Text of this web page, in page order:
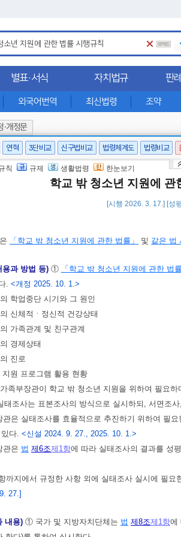
외국어번역 최신법령 조약
별표·서식 자치법규 판
·개정문
연혁 3단비교 신구법비교 법령체계도 법령비교
칙 규제 생활법령 한눈보기
학교 밖 청소년 지원에 관
[시행 2026. 3. 17.] [성
「학교 밖 청소년 지원에 관한 법률」 및 같은 법
용과 방법 등) ① 「학교 밖 청소년 지원에 관한 법률
. <개정 2025. 10. 1.>
학업중단 시기와 그 원인
신체적ㆍ정신적 건강상태
가족관계 및 친구관계
경제상태
진로
원 프로그램 활용 현황
족부장관이 학교 밖 청소년 지원을 위하여 필요하
조사는 표본조사의 방식으로 실시하되, 서면조
은 실태조사를 효율적으로 추진하기 위하여 필요
다. <신설 2024. 9. 27., 2025. 10. 1.>
관은 법 제6조제1항에 따라 실태조사의 결과를 성
까지에서 규정한 사항 외에 실태조사 실시에 필요
27.]
내용) ① 국가 및 지방자치단체는 법 제8조제1항에